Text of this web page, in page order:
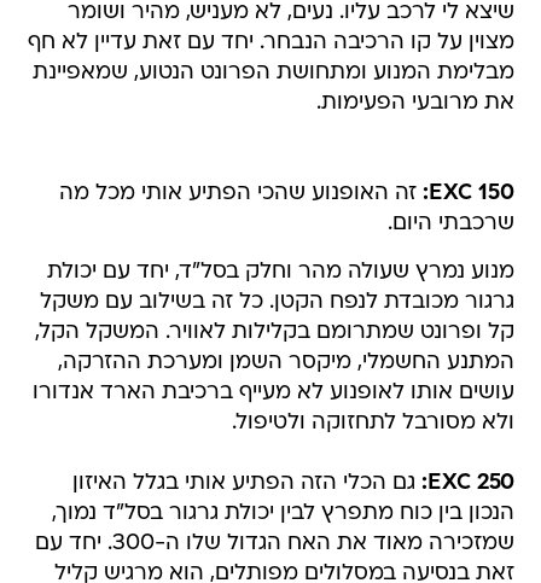
שיצא לי לרכב עליו. נעים, לא מעניש, מהיר ושומר
מצוין על קו הרכיבה הנבחר. יחד עם זאת עדיין לא חף
מבלימת המנוע ומתחושת הפרונט הנטוע, שמאפיינת
את מרובעי הפעימות.
150 EXC:
זה האופנוע שהכי הפתיע אותי מכל מה
שרכבתי היום.
מנוע נמרץ שעולה מהר וחלק בסל"ד, יחד עם יכולת
גרגור מכובדת לנפח הקטן. כל זה בשילוב עם משקל
קל ופרונט שמתרומם בקלילות לאוויר. המשקל הקל,
המתנע החשמלי, מיקסר השמן ומערכת ההזרקה,
עושים אותו לאופנוע לא מעייף ברכיבת הארד אנדורו
ולא מסורבל לתחזוקה ולטיפול.
250 EXC:
גם הכלי הזה הפתיע אותי בגלל האיזון
הנכון בין כוח מתפרץ לבין יכולת גרגור בסל"ד נמוך,
שמזכירה מאוד את האח הגדול שלו ה-300. יחד עם
זאת בנסיעה במסלולים מפותלים, הוא מרגיש קליל